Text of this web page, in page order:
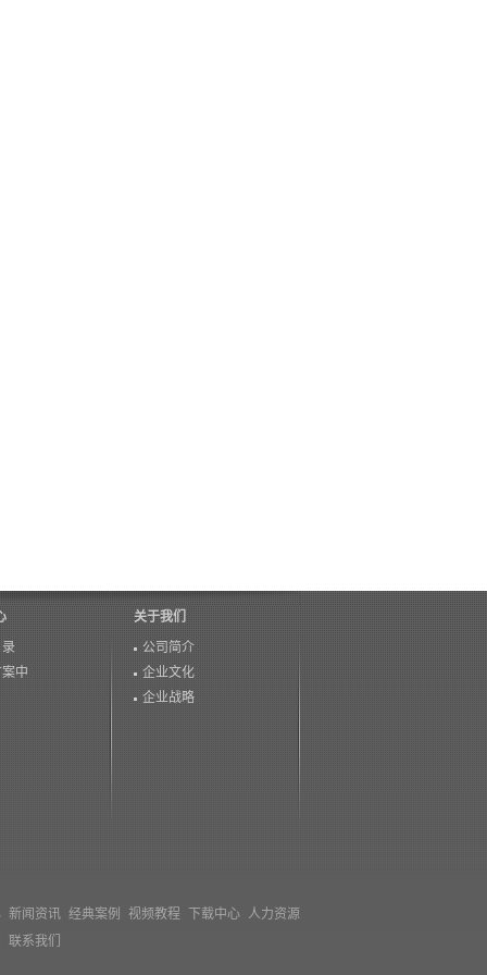
中
关于我们
公司简介
企业文化
企业战略
新闻资讯 经典案例 视频教程 下载中心 人力资源
联系我们